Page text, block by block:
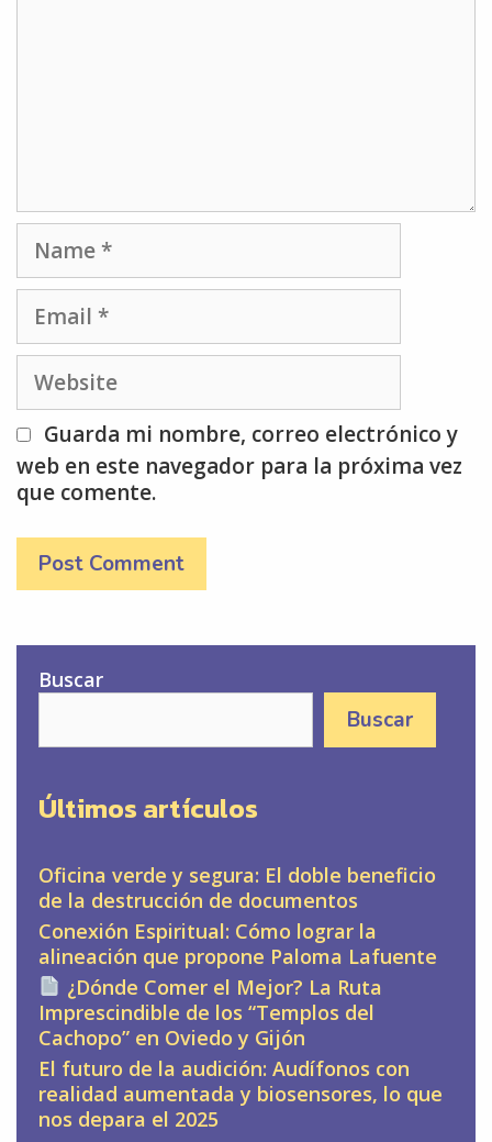
Website
Guarda mi nombre, correo electrónico y
web en este navegador para la próxima vez
que comente.
Buscar
Buscar
Últimos artículos
Oficina verde y segura: El doble beneficio
de la destrucción de documentos
Conexión Espiritual: Cómo lograr la
alineación que propone Paloma Lafuente
¿Dónde Comer el Mejor? La Ruta
Imprescindible de los “Templos del
Cachopo” en Oviedo y Gijón
El futuro de la audición: Audífonos con
realidad aumentada y biosensores, lo que
nos depara el 2025